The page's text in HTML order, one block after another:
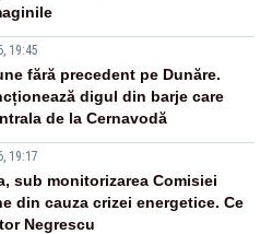
19:45
fără precedent pe Dunăre.
digul din barje care
de la Cernavodă
19:17
sub monitorizarea Comisiei
din cauza crizei energetice. Ce
Negrescu